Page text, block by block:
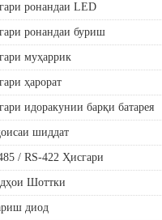
ронандаи LED
ронандаи буриш
муҳаррик
ҳарорат
идоракунии барқи батарея
шиддат
/ RS-422 Ҳисгари
Шоттки
диод